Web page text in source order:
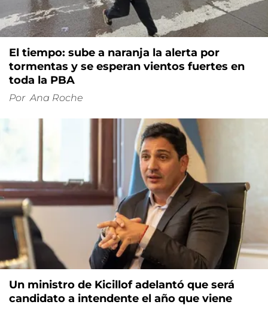
El tiempo: sube a naranja la alerta por
tormentas y se esperan vientos fuertes en
toda la PBA
Por Ana Roche
Un ministro de Kicillof adelantó que será
candidato a intendente el año que viene